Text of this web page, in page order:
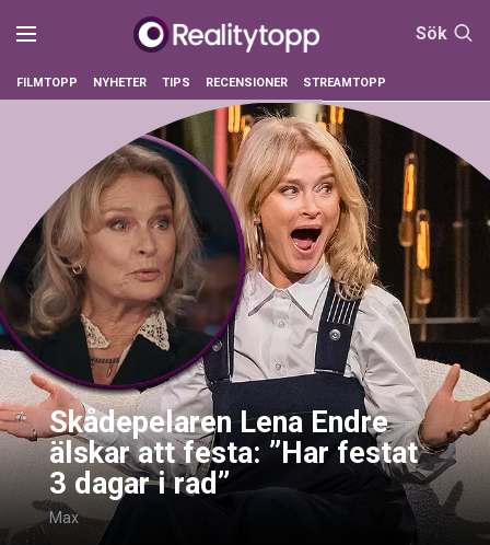
Sök
FILMTOPP NYHETER TIPS RECENSIONER STREAMTOPP
Skådepelaren Lena Endre
älskar att festa: ”Har festat
3 dagar i rad”
Max